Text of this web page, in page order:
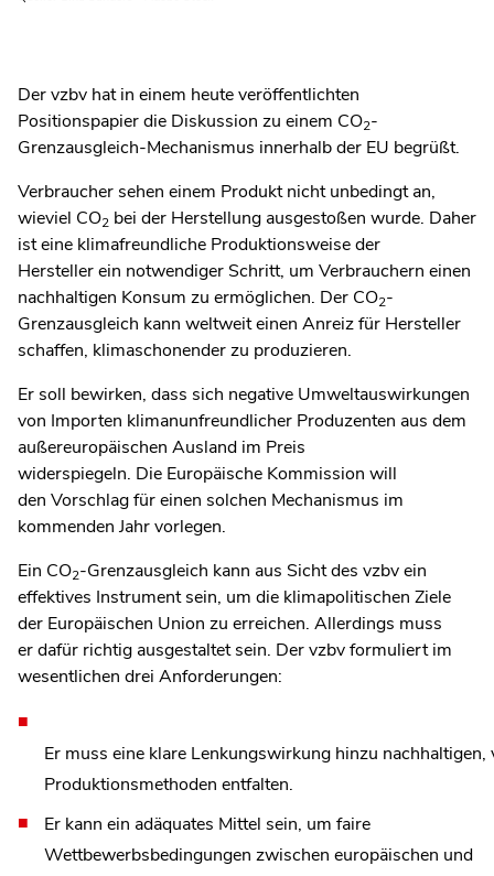
Der vzbv hat in einem heute veröffentlichten
Positionspapier die Diskussion zu einem CO2-
Grenzausgleich-Mechanismus innerhalb der EU begrüßt.
Verbraucher sehen einem Produkt nicht unbedingt an,
wieviel CO2 bei der Herstellung ausgestoßen wurde. Daher
ist eine klimafreundliche Produktionsweise der
Hersteller ein notwendiger Schritt, um Verbrauchern einen
nachhaltigen Konsum zu ermöglichen. Der CO2-
Grenzausgleich kann weltweit einen Anreiz für Hersteller
schaffen, klimaschonender zu produzieren.
Er soll bewirken, dass sich negative Umweltauswirkungen
von Importen klimanunfreundlicher Produzenten aus dem
außereuropäischen Ausland im Preis
widerspiegeln. Die Europäische Kommission will
den Vorschlag für einen solchen Mechanismus im
kommenden Jahr vorlegen.
Ein CO2-Grenzausgleich kann aus Sicht des vzbv ein
effektives Instrument sein, um die klimapolitischen Ziele
der Europäischen Union zu erreichen. Allerdings muss
er dafür richtig ausgestaltet sein. Der vzbv formuliert im
wesentlichen drei Anforderungen:
Er muss eine klare Lenkungswirkung hinzu
Produktionsmethoden entfalten.
Er kann ein adäquates Mittel sein, um faire
Wettbewerbsbedingungen zwischen europäischen und